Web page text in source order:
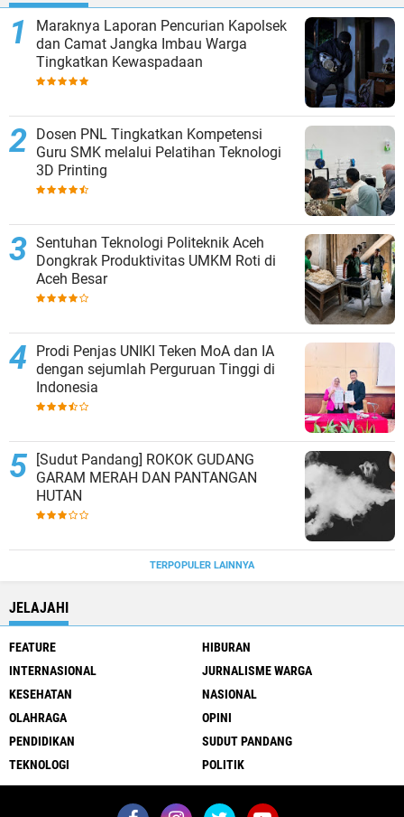
Maraknya Laporan Pencurian Kapolsek
dan Camat Jangka Imbau Warga
Tingkatkan Kewaspadaan
Dosen PNL Tingkatkan Kompetensi
Guru SMK melalui Pelatihan Teknologi
3D Printing
Sentuhan Teknologi Politeknik Aceh
Dongkrak Produktivitas UMKM Roti di
Aceh Besar
Prodi Penjas UNIKI Teken MoA dan IA
dengan sejumlah Perguruan Tinggi di
Indonesia
[Sudut Pandang] ROKOK GUDANG
GARAM MERAH DAN PANTANGAN
HUTAN
TERPOPULER LAINNYA
JELAJAHI
FEATURE
HIBURAN
INTERNASIONAL
JURNALISME WARGA
KESEHATAN
NASIONAL
OLAHRAGA
OPINI
PENDIDIKAN
SUDUT PANDANG
TEKNOLOGI
POLITIK